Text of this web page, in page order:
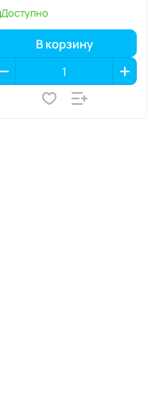
Доступно
В корзину